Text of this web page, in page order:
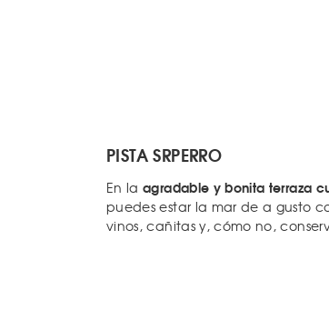
PISTA SRPERRO
En laagradable y bonita terraza
puedes estar la mar de a gusto
vinos, cañitas y, cómo no,